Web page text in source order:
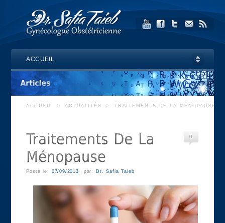
ACCUEIL
ACCUEIL > ACTUALITÉS > TRAITEMENTS DE LA MÉNOPAUSE
0
Posté le: 07/09/2013 par: Dr. Safia Taieb